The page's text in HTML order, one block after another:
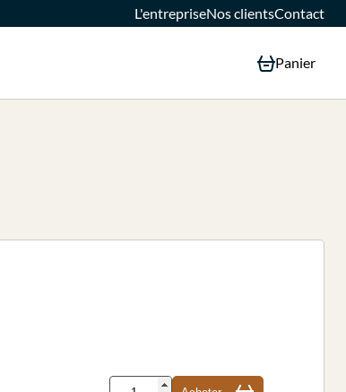
L'entrepriseNos clientsContact
Panier